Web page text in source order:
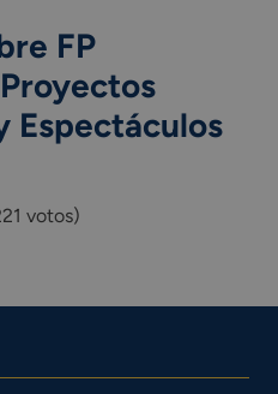
FP
Espectáculos
votos)